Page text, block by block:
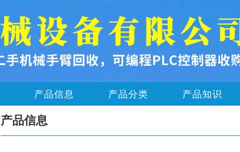
产品信息 产品分类 产品知识
产品信息